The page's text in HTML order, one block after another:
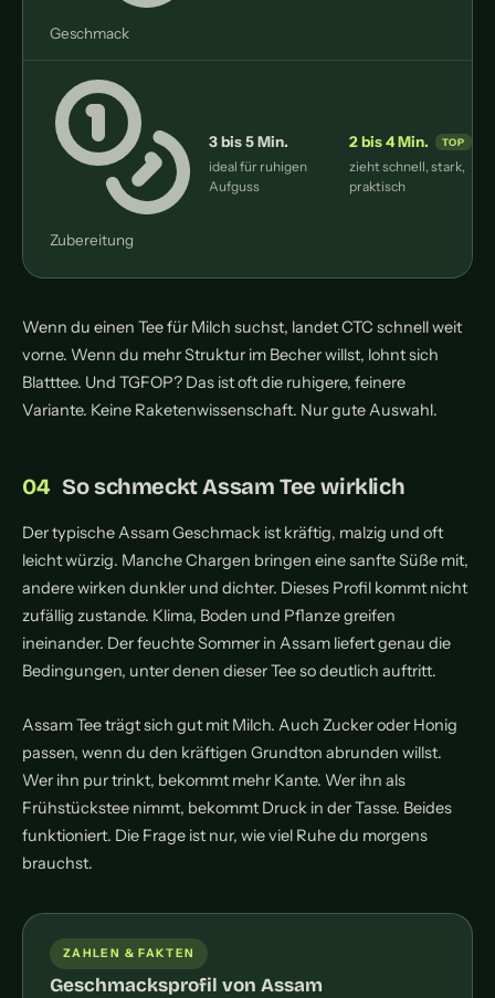
Geschmack
Zubereitung
3 bis 5 Min.
ideal für ruhigen
Aufguss
2 bis 4 Min.
zieht schnell, stark,
praktisch
Wenn du einen Tee für Milch suchst, landet CTC schnell weit
vorne. Wenn du mehr Struktur im Becher willst, lohnt sich
Blatttee. Und TGFOP? Das ist oft die ruhigere, feinere
Variante. Keine Raketenwissenschaft. Nur gute Auswahl.
So schmeckt Assam Tee wirklich
Der typische Assam Geschmack ist kräftig, malzig und oft
leicht würzig. Manche Chargen bringen eine sanfte Süße mit,
andere wirken dunkler und dichter. Dieses Profil kommt nicht
zufällig zustande. Klima, Boden und Pflanze greifen
ineinander. Der feuchte Sommer in Assam liefert genau die
Bedingungen, unter denen dieser Tee so deutlich auftritt.
Assam Tee trägt sich gut mit Milch. Auch Zucker oder Honig
passen, wenn du den kräftigen Grundton abrunden willst.
Wer ihn pur trinkt, bekommt mehr Kante. Wer ihn als
Frühstückstee nimmt, bekommt Druck in der Tasse. Beides
funktioniert. Die Frage ist nur, wie viel Ruhe du morgens
brauchst.
ZAHLEN & FAKTEN
Geschmacksprofil von Assam